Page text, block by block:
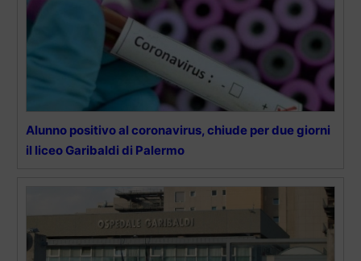
Alunno positivo al coronavirus, chiude per due giorni
il liceo Garibaldi di Palermo